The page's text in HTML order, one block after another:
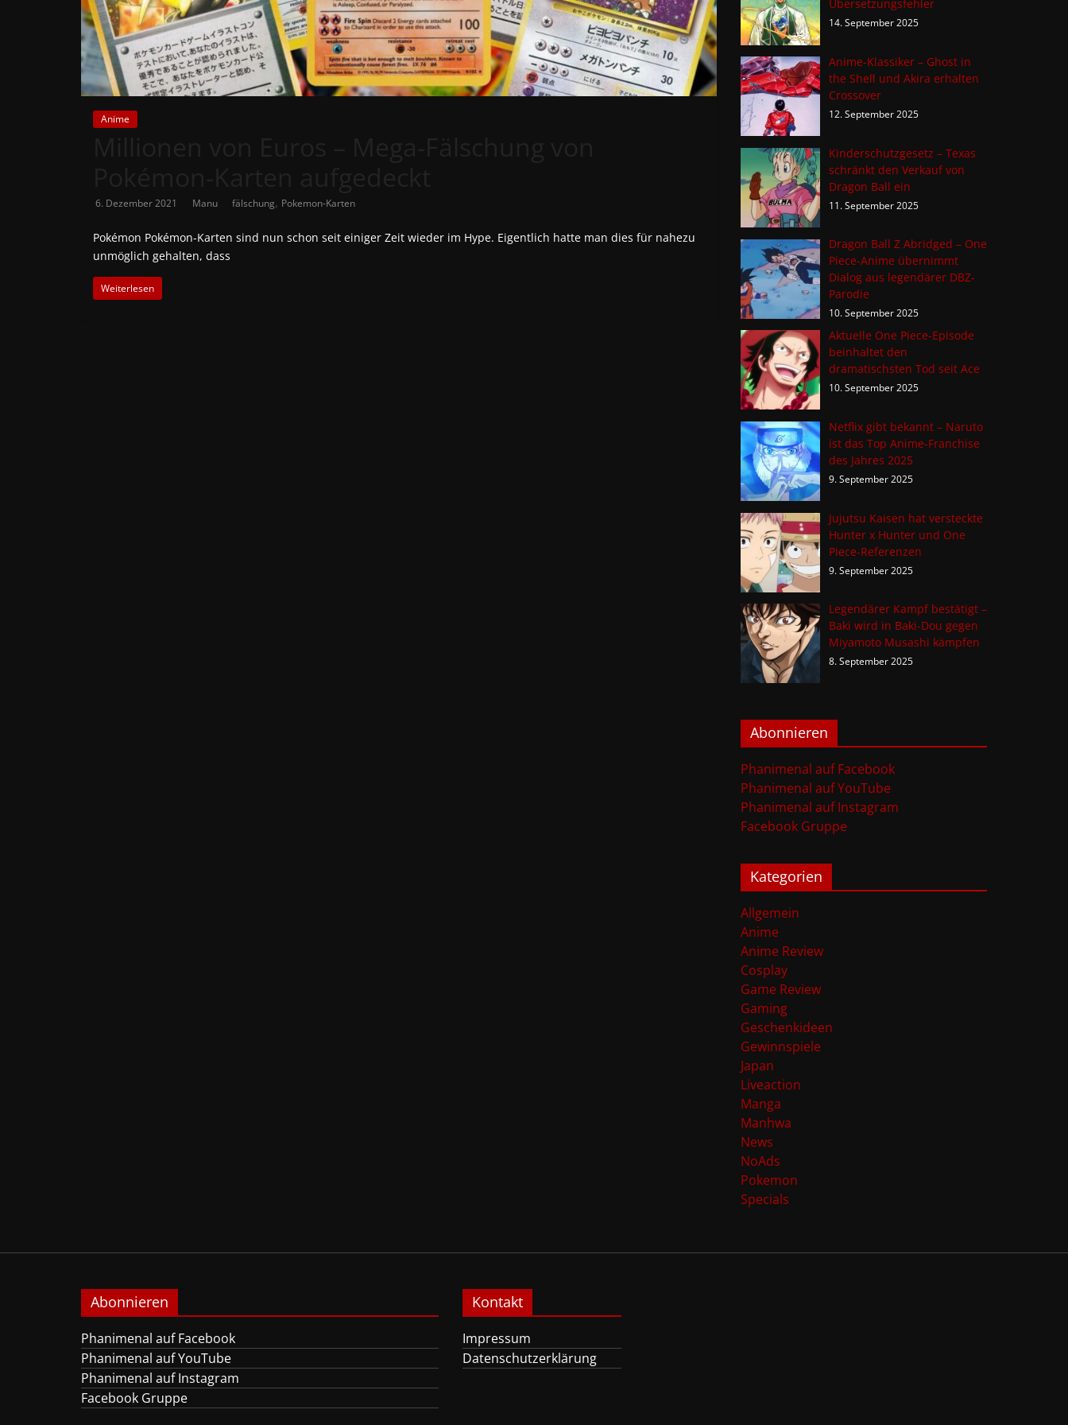
News
Auf
Phanimenal
findest
News
Japan
und
Anime
6. Dezember 2021 Manu fälschung, Pokemon-Karten
Pokémon Pokémon-Karten sind nun schon seit einiger Zeit wieder im Hype. Eigentlich hatte man dies für nahezu
unmöglich gehalten, dass
Weiterlesen
Übersetzungsfehler
14. September 2025
Anime-Klassiker – Ghost in
the Shell und Akira erhalten
Crossover
12. September 2025
Kinderschutzgesetz – Texas
schränkt den Verkauf von
Dragon Ball ein
11. September 2025
Dragon Ball Z Abridged – One
Piece-Anime übernimmt
Dialog aus legendärer DBZ-
Parodie
10. September 2025
Aktuelle One Piece-Episode
beinhaltet den
dramatischsten Tod seit Ace
10. September 2025
Netflix gibt bekannt – Naruto
ist das Top Anime-Franchise
des Jahres 2025
9. September 2025
Jujutsu Kaisen hat versteckte
Hunter x Hunter und One
Piece-Referenzen
9. September 2025
Legendärer Kampf bestätigt –
Baki wird in Baki-Dou gegen
Miyamoto Musashi kämpfen
8. September 2025
Abonnieren
Phanimenal auf Facebook
Phanimenal auf YouTube
Phanimenal auf Instagram
Facebook Gruppe
Kategorien
Allgemein
Anime
Anime Review
Cosplay
Game Review
Gaming
Geschenkideen
Gewinnspiele
Japan
Liveaction
Manga
Manhwa
News
NoAds
Pokemon
Specials
Abonnieren
Phanimenal auf Facebook
Phanimenal auf YouTube
Phanimenal auf Instagram
Facebook Gruppe
Kontakt
Impressum
Datenschutzerklärung